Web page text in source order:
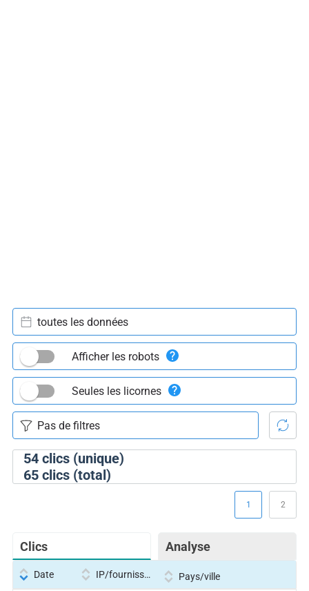
54clics (unique)
65clics (total)
toutes les données
Afficher les robots
Seules les licornes
Clics Analyse
1 2
Date IP/fournisseur Pays/ville